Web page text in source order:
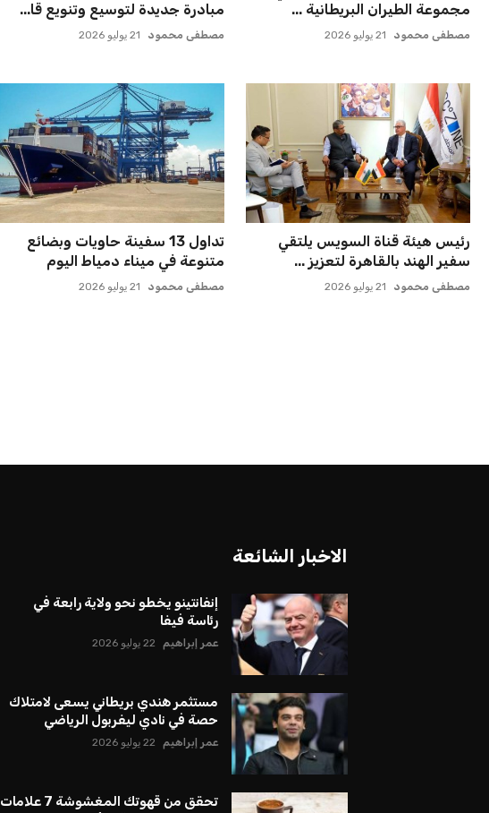
مجموعة الطيران البريطانية ...
مصطفى محمود 21 يوليو 2026
مبادرة جديدة لتوسيع وتنويع قا...
مصطفى محمود 21 يوليو 2026
رئيس هيئة قناة السويس يلتقي
سفير الهند بالقاهرة لتعزيز ...
مصطفى محمود 21 يوليو 2026
تداول 13 سفينة حاويات وبضائع
متنوعة في ميناء دمياط اليوم
مصطفى محمود 21 يوليو 2026
الاخبار الشائعة
إنفانتينو يخطو نحو ولاية رابعة في
رئاسة فيفا
عمر إبراهيم 22 يوليو 2026
مستثمر هندي بريطاني يسعى لامتلاك
حصة في نادي ليفربول الرياضي
عمر إبراهيم 22 يوليو 2026
تحقق من قهوتك المغشوشة 7 علامات